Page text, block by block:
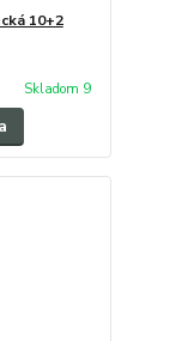
10+2
Skladom 9